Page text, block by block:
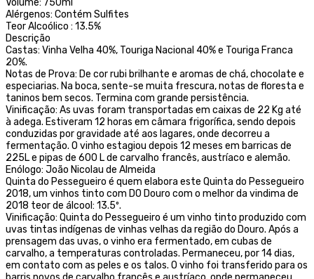
Alérgenos: Contém Sulfites
Teor Alcoólico : 13.5%
Descrição
Castas: Vinha Velha 40%, Touriga Nacional 40% e Touriga Franca
20%.
Notas de Prova: De cor rubi brilhante e aromas de chá, chocolate e
especiarias. Na boca, sente-se muita frescura, notas de floresta e
taninos bem secos. Termina com grande persistência.
Vinificação: As uvas foram transportadas em caixas de 22 Kg até
à adega. Estiveram 12 horas em câmara frigorífica, sendo depois
conduzidas por gravidade até aos lagares, onde decorreu a
fermentação. O vinho estagiou depois 12 meses em barricas de
225L e pipas de 600 L de carvalho francês, austríaco e alemão.
Enólogo: João Nicolau de Almeida
Quinta do Pessegueiro é quem elabora este Quinta do Pessegueiro
2018, um vinhos tinto com DO Douro com o melhor da vindima de
2018 teor de álcool: 13.5º.
Vinificação: Quinta do Pessegueiro é um vinho tinto produzido com
uvas tintas indígenas de vinhas velhas da região do Douro. Após a
prensagem das uvas, o vinho era fermentado, em cubas de
carvalho, a temperaturas controladas. Permaneceu, por 14 dias,
em contato com as peles e os talos. O vinho foi transferido para os